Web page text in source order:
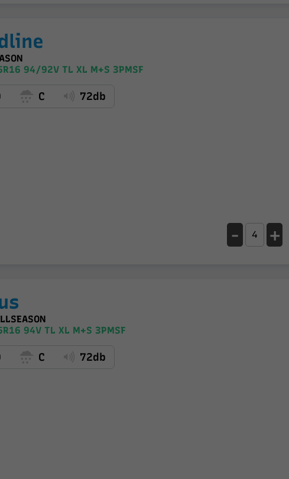
94/92V TL XL M+S 3PMSF
C 72db
- +
94V TL XL M+S 3PMSF
C 72db